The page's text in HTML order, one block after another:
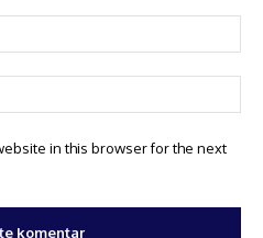
in this browser for the next